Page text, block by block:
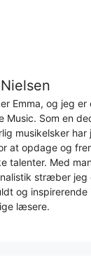
Emma, og jeg
Music. Som en
musikelsker
at opdage og
talenter. Med
stræber jeg
og inspirerende
læsere.